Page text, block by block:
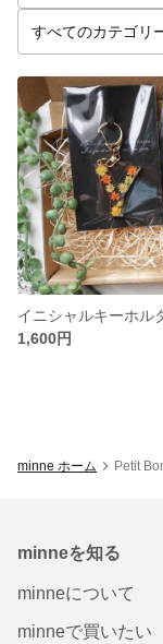
イニシャルキーホル
1,600円
minne ホーム Petit
minneを知る
minneについて
minneで買いたい